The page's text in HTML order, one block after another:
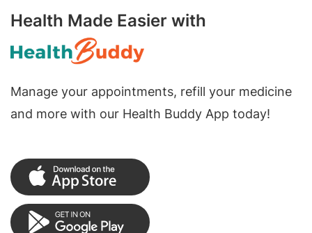
Health Made Easier with
Manage your appointments, refill your medicine
and more with our Health Buddy App today!